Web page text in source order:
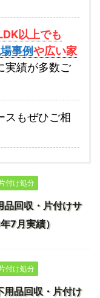
以上でも
事例や広い家
実績が多数ご
スもぜひご相
付け処分
品回収・片付けサ
7月実績）
付け処分
用品回収・片付け